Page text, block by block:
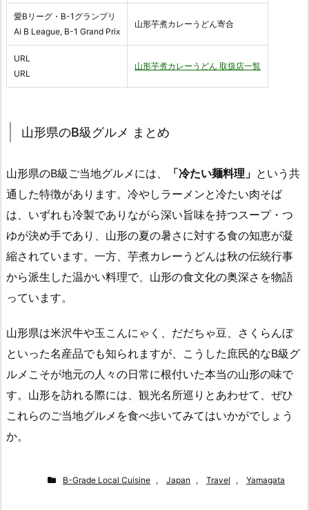
愛Bリーグ・B-1グランプリ
Ai B League, B-1 Grand Prix
山形芋煮カレーうどん寄合
URL
URL
山形芋煮カレーうどん 取扱店一覧
山形県のB級グルメ まとめ
山形県のB級ご当地グルメには、 「冷たい麺料理」 という共
通した特徴があります。冷やしラーメンと冷たい肉そば
は、いずれも冷製でありながら深い旨味を持つスープ・つ
ゆが決め手であり、山形の夏の暑さに対する食の知恵が凝
縮されています。一方、芋煮カレーうどんは秋の伝統行事
から派生した温かい料理で、山形の食文化の奥深さを物語
っています。
山形県は米沢牛や玉こんにゃく、だだちゃ豆、さくらんぼ
といった名産品でも知られますが、こうした庶民的なB級グ
ルメこそが地元の人々の日常に根付いた本当の山形の味で
す。山形を訪れる際には、観光名所巡りとあわせて、ぜひ
これらのご当地グルメを食べ歩いてみてはいかがでしょう
か。
B-Grade Local Cuisine , Japan , Travel , Yamagata